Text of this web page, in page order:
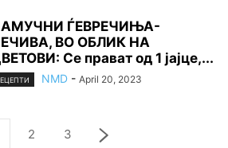
ЃЕВРЕЧИЊА-
ВО ОБЛИК НА
Се прават од 1 јајце,...
NMD - April 20, 2023
2 3